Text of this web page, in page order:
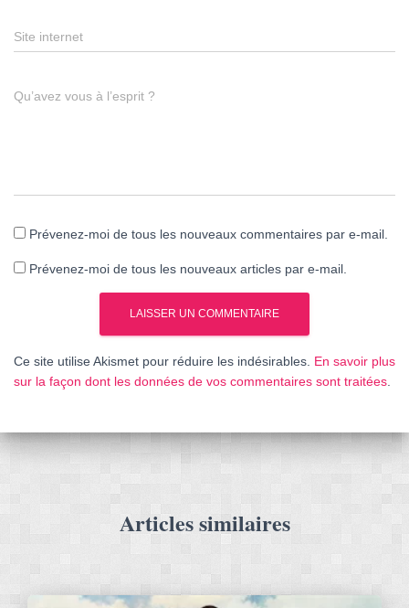
Site internet
Qu’avez vous à l’esprit ?
Prévenez-moi de tous les nouveaux commentaires par e-mail.
Prévenez-moi de tous les nouveaux articles par e-mail.
Ce site utilise Akismet pour réduire les indésirables. En savoir plus
sur la façon dont les données de vos commentaires sont traitées.
Articles similaires